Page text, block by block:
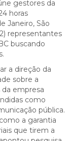
gestores da
horas
Janeiro, São
representantes
buscando
a direção da
sobre a
empresa
como
pública.
a garantia
que tirem a